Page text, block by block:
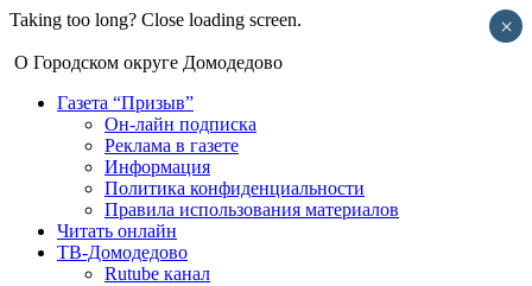
Taking too long? Close loading screen.
О Городском округе Домодедово
Газета “Призыв”
Он-лайн подписка
Реклама в газете
Информация
Политика конфиденциальности
Правила использования материалов
Читать онлайн
ТВ-Домодедово
Rutube канал
×